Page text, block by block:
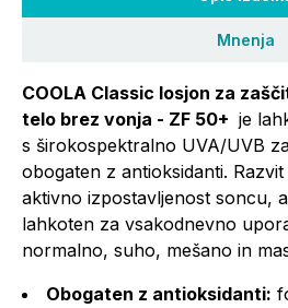
Mnenja
COOLA Classic losjon za
telo brez vonja - ZF 50+ je
s širokospektralno UVA/UVB
obogaten z antioksidanti.
aktivno izpostavljenost soncu,
lahkoten za vsakodnevno
normalno, suho, mešano in
Obogaten z antioksidanti: